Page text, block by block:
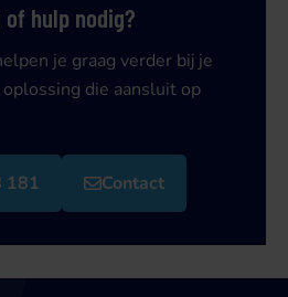
of hulp nodig?
je graag verder bij je
die aansluit op
181 Contact